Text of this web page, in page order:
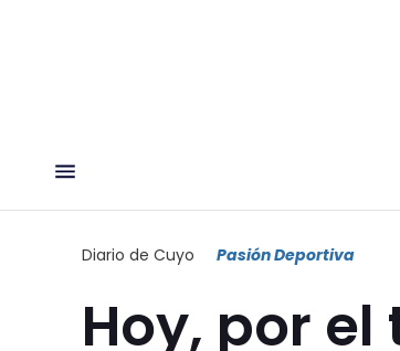
Diario de Cuyo Pasión Deportiva
Hoy, por